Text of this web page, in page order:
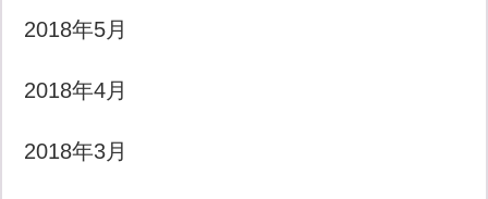
2018年5月
2018年4月
2018年3月